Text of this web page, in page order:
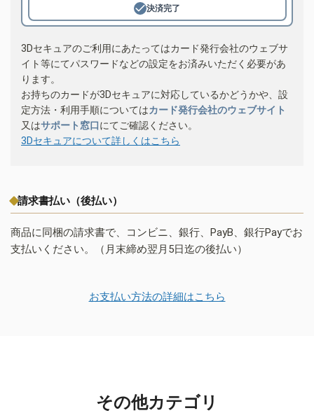
決済完了
3Dセキュアのご利用にあたってはカード発行会社のウェブサ
イト等にてパスワードなどの設定をお済みいただく必要があ
ります。
お持ちのカードが3Dセキュアに対応しているかどうかや、設
定方法・利用手順についてはカード発行会社のウェブサイト
又はサポート窓口にてご確認ください。
3Dセキュアについて詳しくはこちら
請求書払い（後払い）
商品に同梱の請求書で、コンビニ、銀行、PayB、銀行Payでお
支払いください。（月末締め翌月5日迄の後払い）
お支払い方法の詳細はこちら
その他カテゴリ